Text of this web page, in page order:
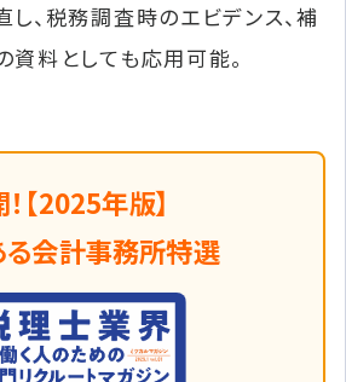
し、税務調査時のエビデンス、補
資料としても応用可能。
【2025年版】
会計事務所特選